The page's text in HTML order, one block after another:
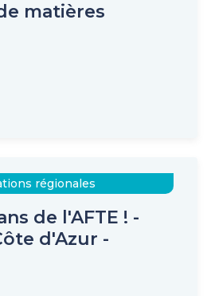
matières
régionales
de l'AFTE ! -
d'Azur -